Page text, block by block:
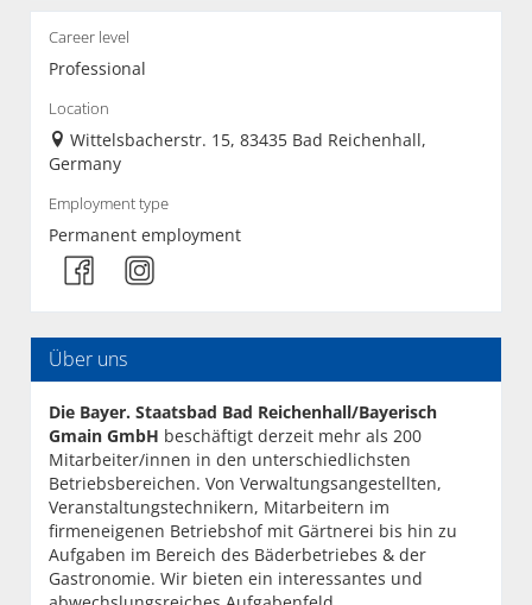
Career level
Professional
Location
Wittelsbacherstr. 15, 83435 Bad Reichenhall,
Germany
Employment type
Permanent employment
Über uns
Die Bayer. Staatsbad Bad Reichenhall/Bayerisch
Gmain GmbH beschäftigt derzeit mehr als 200
Mitarbeiter/innen in den unterschiedlichsten
Betriebsbereichen. Von Verwaltungsangestellten,
Veranstaltungstechnikern, Mitarbeitern im
firmeneigenen Betriebshof mit Gärtnerei bis hin zu
Aufgaben im Bereich des Bäderbetriebes & der
Gastronomie. Wir bieten ein interessantes und